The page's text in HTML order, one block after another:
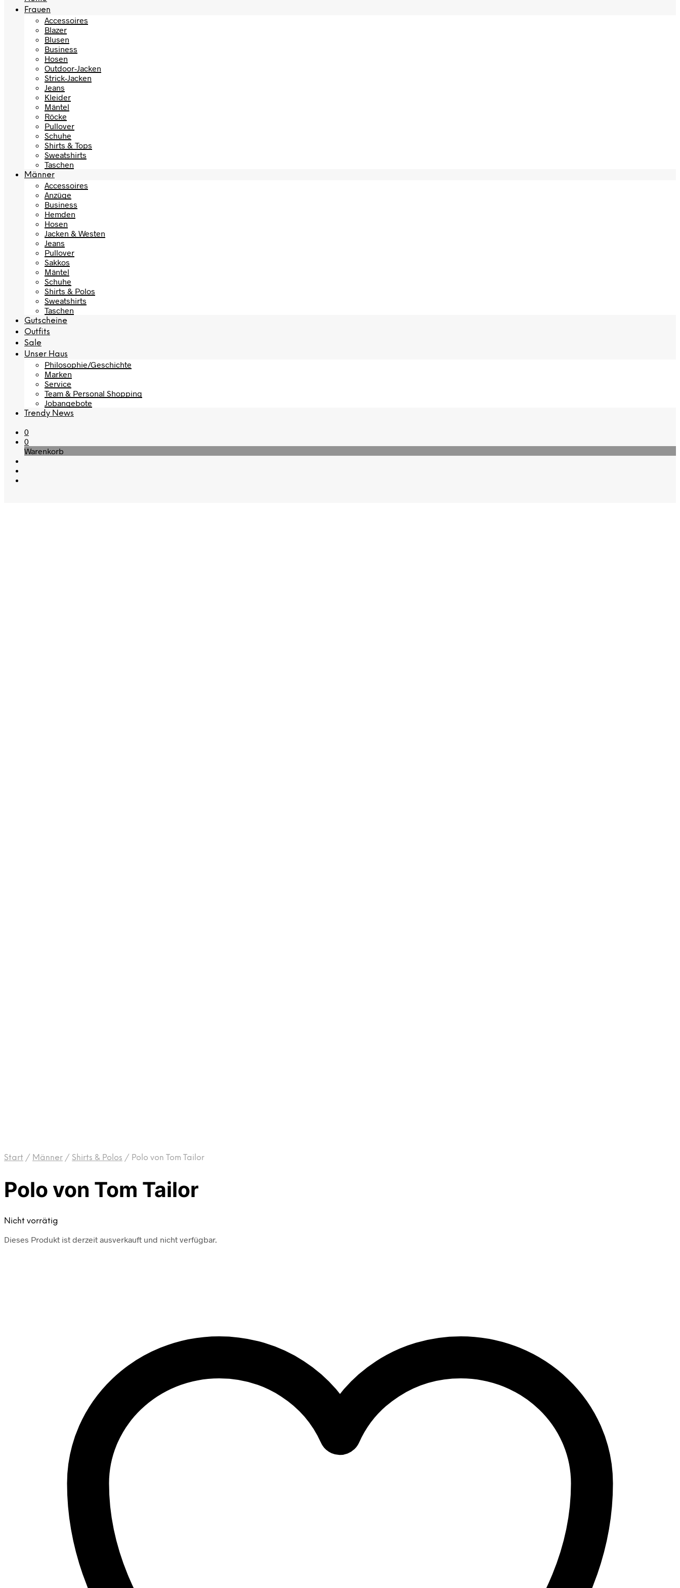
Frauen
Accessoires
Blazer
Blusen
Business
Hosen
Outdoor-Jacken
Strick-Jacken
Jeans
Kleider
Mäntel
Röcke
Pullover
Schuhe
Shirts & Tops
Sweatshirts
Taschen
Männer
Accessoires
Anzüge
Business
Hemden
Hosen
Jacken & Westen
Jeans
Pullover
Sakkos
Mäntel
Schuhe
Shirts & Polos
Sweatshirts
Taschen
Gutscheine
Outfits
Sale
Unser Haus
Philosophie/Geschichte
Marken
Service
Team & Personal Shopping
Jobangebote
Trendy News
0
0
Warenkorb
Start / Männer / Shirts & Polos / Polo von Tom Tailor
Polo von Tom Tailor
Nicht vorrätig
Dieses Produkt ist derzeit ausverkauft und nicht verfügbar.